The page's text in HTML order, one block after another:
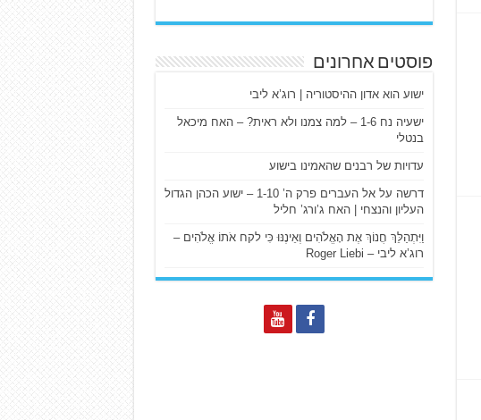
פוסטים אחרונים
ישוע הוא אדון ההיסטוריה | רוג’א ליבי
ישעיה נח 1-6 – למה צמנו ולא ראית? – האח מיכאל
בנטלי
עדויות של רבנים שהאמינו בישוע
דרשה על אל העברים פרק ה’ 1-10 – ישוע הכהן הגדול
העליון והנצחי | האח ג’ורג’ חליל
וַיִּתְהַלֵּךְ חֲנוֹךְ אֶת הָאֱלֹהִים וְאֵינֶנּוּ כִּי לקח אֹתוֹ אֱלֹהִים –
רוג’א ליבי – Roger Liebi